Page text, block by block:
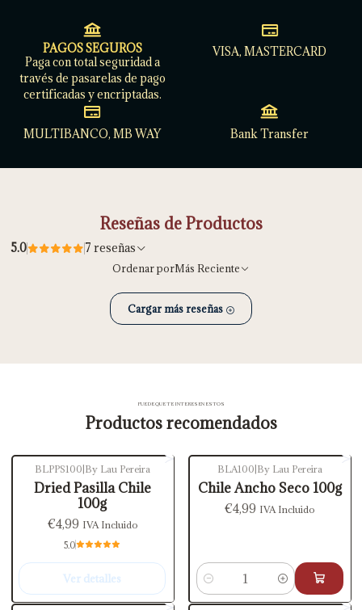
PAGOS SEGUROS
Paga con total seguridad a
través de pasarelas de pago
certificadas y encriptadas.
VISA, MASTERCARD
MULTIBANCO, MB WAY Bank Transfer
Reseñas de Productos
5.0 7 reseñas
Ordenar porMás Reciente
Cargar más reseñas
PUEDE QUE TE INTERESEN ESTOS
Productos recomendados
BLPPS100 By Lau Pereira
Dried Pasilla Chile
100g
€4,99 IVA Incluido
5.0
Ver detalles
BLA100 By Lau Pereira
Chile Ancho Seco 100g
€4,99 IVA Incluido
Cantidad